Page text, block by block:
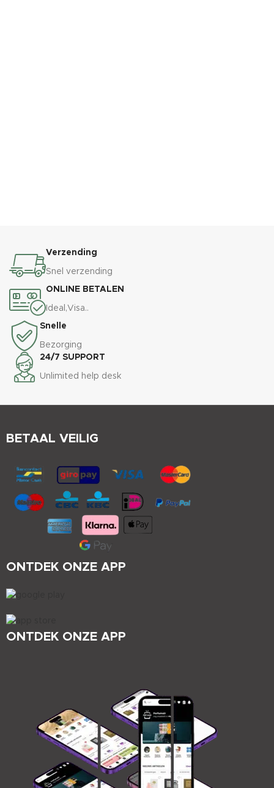
Verzending
Snel verzending
ONLINE BETALEN
Ideal,Visa..
Snelle
Bezorging
24/7 SUPPORT
Unlimited help desk
ONTDEK ONZE APP
ONTDEK ONZE APP
BETAAL VEILIG